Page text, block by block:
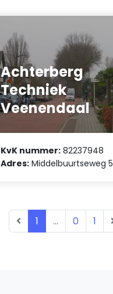
Achterberg
Techniek
Veenendaal
KvK nummer: 82237948
Adres: Middelbuurtseweg
1 ... 0 1